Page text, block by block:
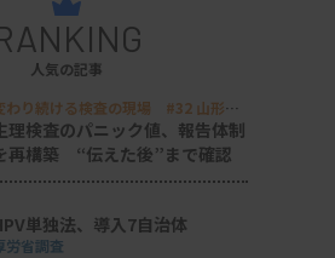
人気の記事
わり続ける検査の現場 #32 山形済
病院
理検査のパニック値、報告体制
再構築 “伝えた後”まで確認
単独法、導入7自治体
労省調査